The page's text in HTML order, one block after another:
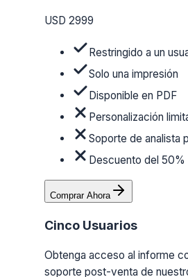
USD 2999
Restringido a un
Solo una impresión
Disponible en PDF
Personalización
Soporte de analista
Descuento del 50%
Comprar Ahora
Cinco Usuarios
Obtenga acceso al informe
soporte post-venta de